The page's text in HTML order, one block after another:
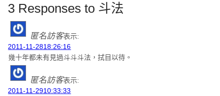
3 Responses to 斗法
匿名訪客表示:
2011-11-2818:26:16
幾十年都未有見過斗斗斗法，拭目以待。
匿名訪客表示:
2011-11-2910:33:33